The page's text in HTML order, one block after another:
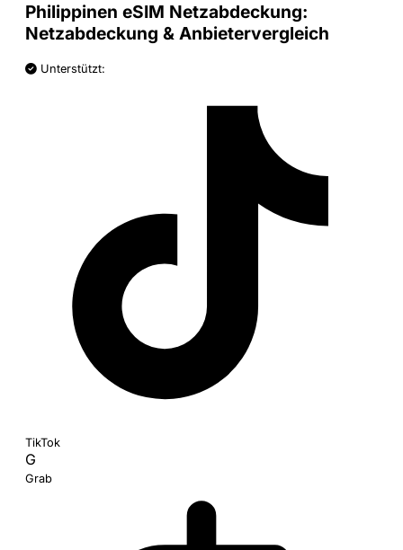
Philippinen eSIM Netzabdeckung:
Netzabdeckung & Anbietervergleich
Unterstützt:
TikTok
G
Grab